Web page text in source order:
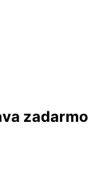
zadarmo